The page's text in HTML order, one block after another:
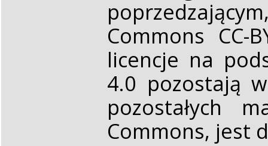
Commons CC-
licencje na
4.0 pozostają
pozostałych
Commons, jest